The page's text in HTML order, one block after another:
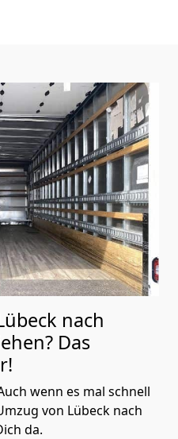
nach
Das
wenn es mal schnell
von Lübeck nach
da.